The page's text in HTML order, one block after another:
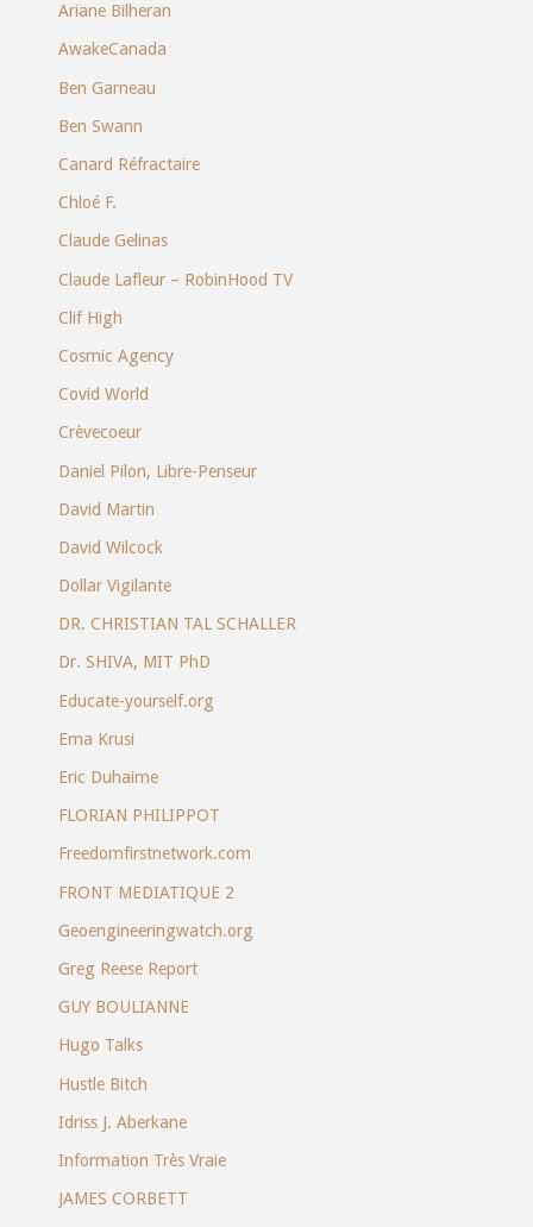
Ariane Bilheran
AwakeCanada
Ben Garneau
Ben Swann
Canard Réfractaire
Chloé F.
Claude Gelinas
Claude Lafleur – RobinHood TV
Clif High
Cosmic Agency
Covid World
Crèvecoeur
Daniel Pilon, Libre-Penseur
David Martin
David Wilcock
Dollar Vigilante
DR. CHRISTIAN TAL SCHALLER
Dr. SHIVA, MIT PhD
Educate-yourself.org
Ema Krusi
Eric Duhaime
FLORIAN PHILIPPOT
Freedomfirstnetwork.com
FRONT MEDIATIQUE 2
Geoengineeringwatch.org
Greg Reese Report
GUY BOULIANNE
Hugo Talks
Hustle Bitch
Idriss J. Aberkane
Information Très Vraie
JAMES CORBETT